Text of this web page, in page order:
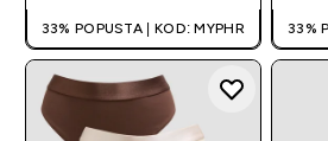
33% POPUSTA | KOD: MYPHR 33%